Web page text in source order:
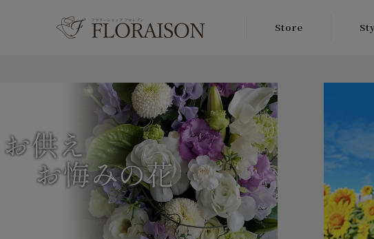
Store
初めての方へ
配送・送料につ
よくあるご質問
（FAQ）
フロレゾンのサ
ービス
ボック
ジメ
リ
ス